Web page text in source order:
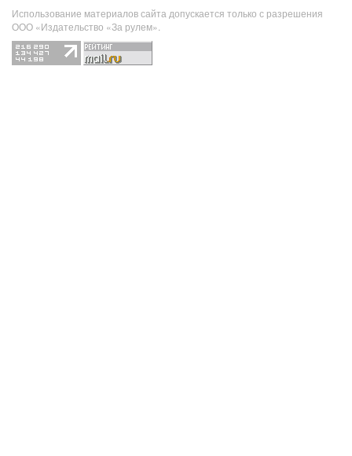
Использование материалов сайта допускается только с разрешения
ООО «Издательство «За рулем».